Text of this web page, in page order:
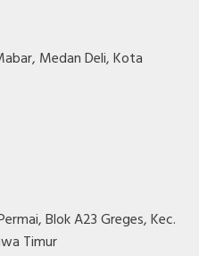
Medan Deli, Kota
Blok A23 Greges, Kec.
Timur